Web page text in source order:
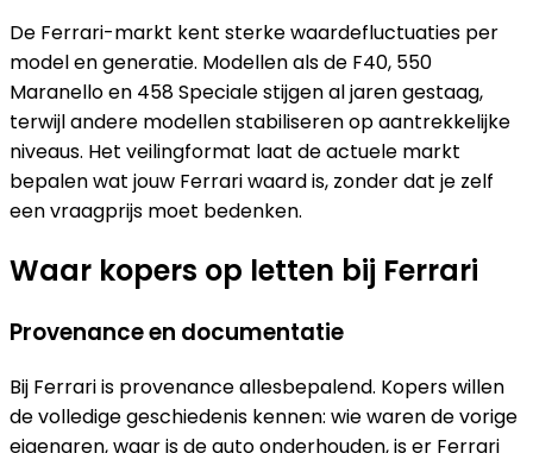
De Ferrari-markt kent sterke waardefluctuaties per
model en generatie. Modellen als de F40, 550
Maranello en 458 Speciale stijgen al jaren gestaag,
terwijl andere modellen stabiliseren op aantrekkelijke
niveaus. Het veilingformat laat de actuele markt
bepalen wat jouw Ferrari waard is, zonder dat je zelf
een vraagprijs moet bedenken.
Waar kopers op letten bij Ferrari
Provenance en documentatie
Bij Ferrari is provenance allesbepalend. Kopers willen
de volledige geschiedenis kennen: wie waren de vorige
eigenaren, waar is de auto onderhouden, is er Ferrari